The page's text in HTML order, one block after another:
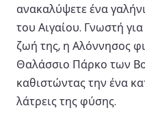
ανακαλύψετε ένα
του Αιγαίου. Γνωστή
ζωή της, η Αλόννησος
Θαλάσσιο Πάρκο των
καθιστώντας την ένα
λάτρεις της φύσης.